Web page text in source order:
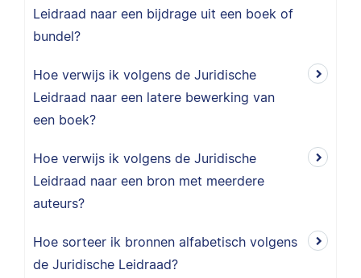
Leidraad naar een bijdrage uit een boek of
bundel?
Hoe verwijs ik volgens de Juridische
Leidraad naar een latere bewerking van
een boek?
Hoe verwijs ik volgens de Juridische
Leidraad naar een bron met meerdere
auteurs?
Hoe sorteer ik bronnen alfabetisch volgens
de Juridische Leidraad?